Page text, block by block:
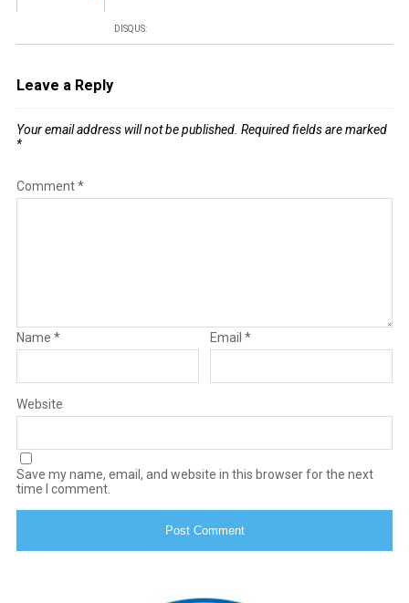
DISQUS:
Leave a Reply
Your email address will not be published. Required fields are marked
*
Comment*
Name * Email*
Website
Save my name, email, and website in this browser for the next
time I comment.